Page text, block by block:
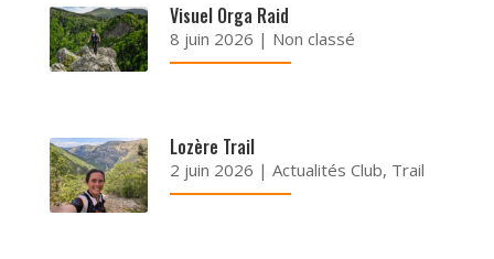
Visuel Orga Raid
8 juin 2026 | Non classé
Lozère Trail
2 juin 2026 |Actualités Club, Trail